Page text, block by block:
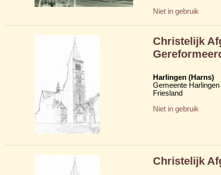
Niet in gebruik
Christelijk
Harlingen (Harns)
Gemeente Harlingen
Friesland
Niet in gebruik
Christelijk